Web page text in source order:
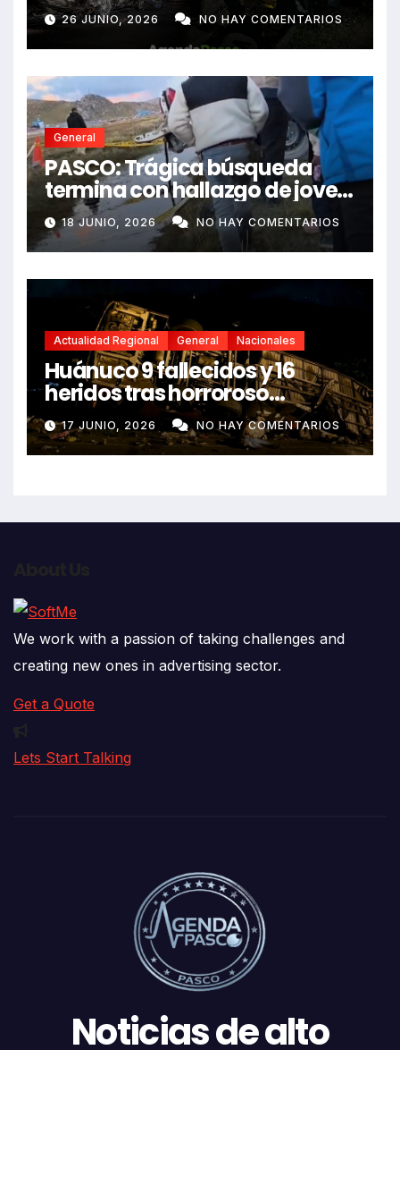
Actualidad Regional General Nacionales
Huánuco 9 fallecidos y 16
heridos tras horroroso
despiste de bus Real Chancas
que impactó contra vivienda
17 JUNIO, 2026 NO HAY COMENTARIOS
About Us
We work with a passion of taking challenges and
creating new ones in advertising sector.
Get a Quote
Noticias de alto
Funciona gracias a WordPress |Tema: newstack por
Themeansar.
Daniel CarriónOxapampa